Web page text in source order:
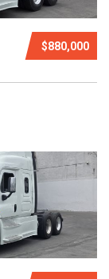
$880,000